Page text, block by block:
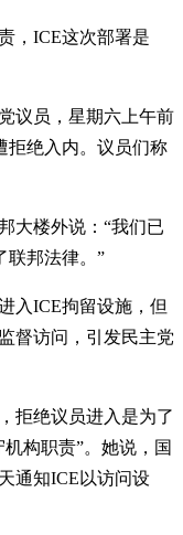
，ICE这次部署是
议员，星期六上午前
拒绝入内。议员们称
大楼外说：“我们已
联邦法律。”
入ICE拘留设施，但
督访问，引发民主党
拒绝议员进入是为了
构职责”。她说，国
通知ICE以访问设